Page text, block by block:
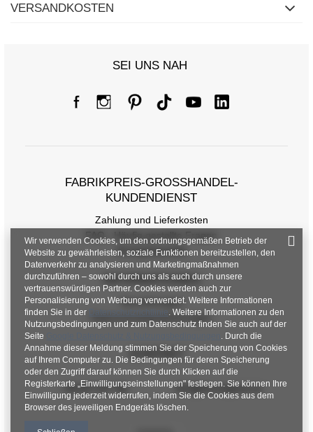
VERSANDKOSTEN
SEI UNS NAH
FABRIKPREIS-GROSSHANDEL-K
UNDENDIENST
Zahlung und Lieferkosten
FAQ - Häufig gestellte Fragen
Rückgabepolitik
INFORMATIONEN
Verordnungen
Datenschutzbestimmungen
KONTAKT
+48 601 547 740 hurt@factoryprice.eu
Wir verwenden Cookies, um den ordnungsgemäßen Betrieb der
Website zu gewährleisten, soziale Funktionen bereitzustellen, den
Datenverkehr zu analysieren und Marketingmaßnahmen
durchzuführen – sowohl durch uns als auch durch unsere
vertrauenswürdigen Partner. Cookies werden auch zur
Personalisierung von Werbung verwendet. Weitere Informationen
finden Sie in der
Datenschutzrichtlinie. Weitere Informationen zu den
Nutzungsbedingungen und zum Datenschutz finden Sie auch auf der
Seite
. Durch die
Annahme dieser Meldung stimmen Sie der Speicherung von Cookies
auf Ihrem Computer zu. Die Bedingungen für deren Speicherung
oder den Zugriff darauf können Sie durch Klicken auf die
Registerkarte „Einwilligungseinstellungen" festlegen. Sie können Ihre
Einwilligung jederzeit widerrufen, indem Sie die Cookies aus dem
Browser des jeweiligen Endgeräts löschen.